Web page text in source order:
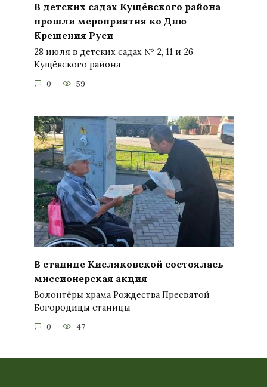
В детских садах Кущёвского района
прошли мероприятия ко Дню
Крещения Руси
28 июля в детских садах № 2, 11 и 26
Кущёвского района
0 59
В станице Кисляковской состоялась
миссионерская акция
Волонтёры храма Рождества Пресвятой
Богородицы станицы
0 47